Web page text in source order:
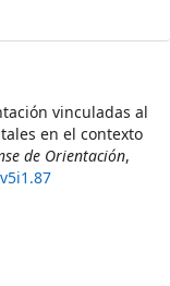
vinculadas al
en el contexto
de Orientación,